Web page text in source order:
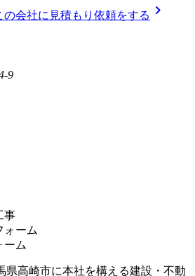
の会社に見積もり依頼をする chevron_right
9
事
ォーム
ーム
県高崎市に本社を構える建設・不動